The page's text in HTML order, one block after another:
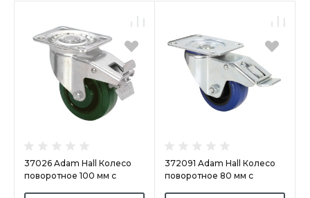
37026 Adam Hall Колесо
поворотное 100 мм с
372091 Adam Hall Колесо
поворотное 80 мм с